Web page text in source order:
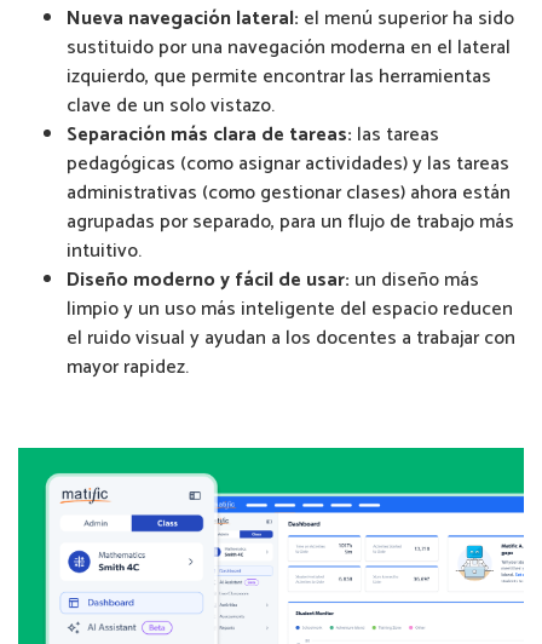
Nueva navegación lateral: el menú superior ha sido
sustituido por una navegación moderna en el lateral
izquierdo, que permite encontrar las herramientas
clave de un solo vistazo.
Separación más clara de tareas: las tareas
pedagógicas (como asignar actividades) y las tareas
administrativas (como gestionar clases) ahora están
agrupadas por separado, para un flujo de trabajo más
intuitivo.
Diseño moderno y fácil de usar: un diseño más
limpio y un uso más inteligente del espacio reducen
el ruido visual y ayudan a los docentes a trabajar con
mayor rapidez.